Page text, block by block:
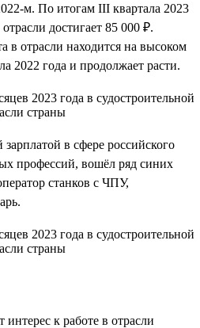
м. По итогам III квартала 2023
достигает 85 000 ₽.
в отрасли находится на высоком
2022 года и продолжает расти.
в сфере российского
профессий, вошёл ряд синих
станков с ЧПУ,
к работе в отрасли